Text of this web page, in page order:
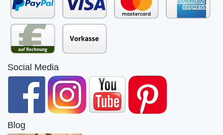
Social Media
Blog